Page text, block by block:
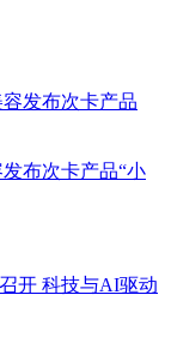
布次卡产品“小